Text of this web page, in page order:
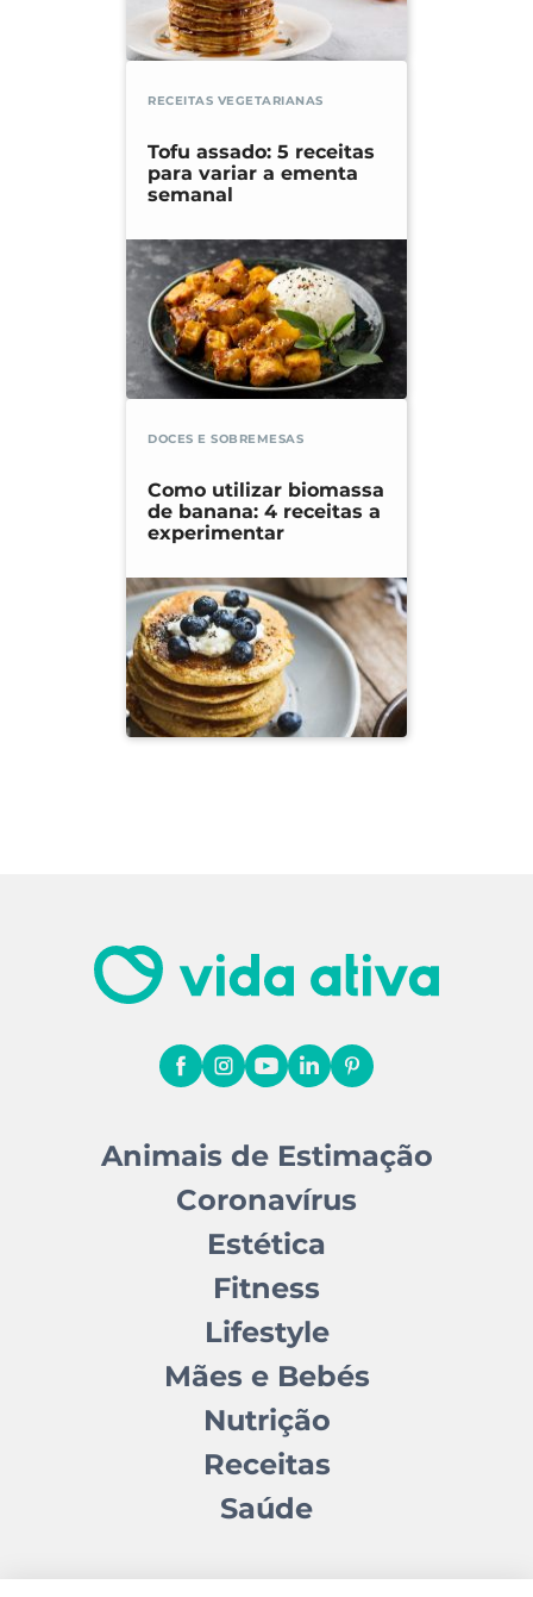
RECEITAS VEGETARIANAS
Tofu assado: 5 receitas
para variar a ementa
semanal
DOCES E SOBREMESAS
Como utilizar biomassa
de banana: 4 receitas a
experimentar
Animais de Estimação
Coronavírus
Estética
Fitness
Lifestyle
Mães e Bebés
Nutrição
Receitas
Saúde